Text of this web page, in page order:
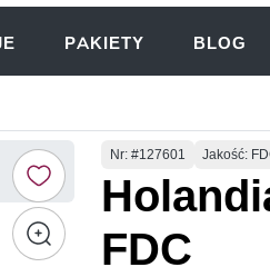
KARCIE)PAKIETY BLOG
Numer
Nr: #127601 Jakość:
FDC